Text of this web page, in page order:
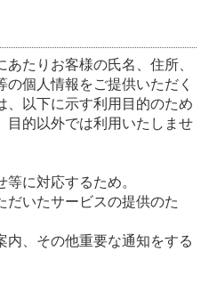
たりお客様の氏名、住所、
個人情報をご提供いただく
、以下に示す利用目的のため
目的以外では利用いたしませ
等に対応するため。
だいたサービスの提供のた
内、その他重要な通知をする